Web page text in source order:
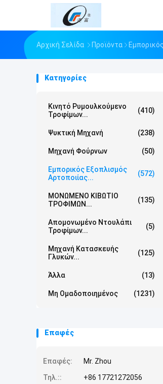
Αρχική Σελίδα Προϊόντα
Κατηγορίες
Κινητό Ρυμουλκούμενο
Τροφίμων...
(410)
Ψυκτική Μηχανή (238)
Μηχανή Φούρνων (50)
Εμπορικός Εξοπλισμός
Αρτοποιίας...
(572)
ΜΟΝΩΜΕΝΟ ΚΙΒΩΤΙΟ
ΤΡΟΦΙΜΩΝ...
(135)
Απομονωμένο Ντουλάπι
Τροφίμων...
(5)
Μηχανή Κατασκευής
Γλυκών...
(125)
Άλλα (13)
Μη Ομαδοποιημένος (1231)
Επαφές
Επαφές:
Mr. Zhou
Τηλ.::
+86 17721272056